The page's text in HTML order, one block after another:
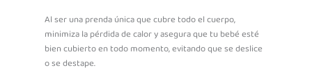
Al ser una prenda única que cubre todo el cuerpo,
minimiza la pérdida de calor y asegura que tu bebé esté
bien cubierto en todo momento, evitando que se deslice
o se destape.